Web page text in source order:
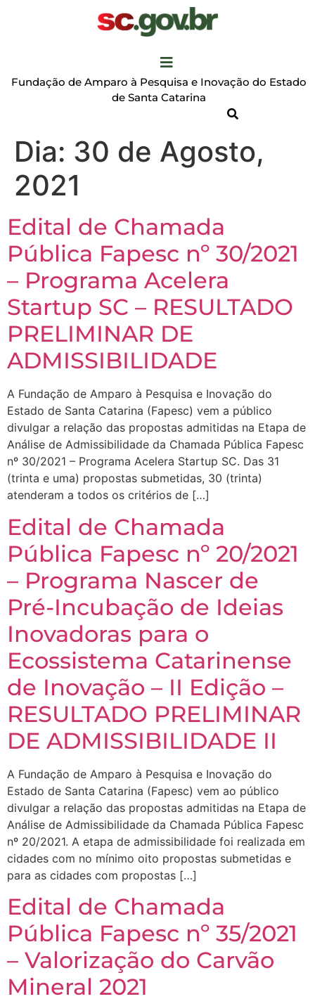
Fundação de Amparo à Pesquisa e Inovação do Estado
de Santa Catarina
Dia: 30 de Agosto,
2021
Edital de Chamada
Pública Fapesc nº 30/2021
– Programa Acelera
Startup SC – RESULTADO
PRELIMINAR DE
ADMISSIBILIDADE
A Fundação de Amparo à Pesquisa e Inovação do
Estado de Santa Catarina (Fapesc) vem a público
divulgar a relação das propostas admitidas na Etapa de
Análise de Admissibilidade da Chamada Pública Fapesc
nº 30/2021 – Programa Acelera Startup SC. Das 31
(trinta e uma) propostas submetidas, 30 (trinta)
atenderam a todos os critérios de […]
Edital de Chamada
Pública Fapesc nº 20/2021
– Programa Nascer de
Pré-Incubação de Ideias
Inovadoras para o
Ecossistema Catarinense
de Inovação – II Edição –
RESULTADO PRELIMINAR
DE ADMISSIBILIDADE II
A Fundação de Amparo à Pesquisa e Inovação do
Estado de Santa Catarina (Fapesc) vem ao público
divulgar a relação das propostas admitidas na Etapa de
Análise de Admissibilidade da Chamada Pública Fapesc
nº 20/2021. A etapa de admissibilidade foi realizada em
cidades com no mínimo oito propostas submetidas e
para as cidades com propostas […]
Edital de Chamada
Pública Fapesc nº 35/2021
– Valorização do Carvão
Mineral 2021